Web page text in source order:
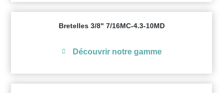
Bretelles 3/8" 7/16MC-4.3-10MD
Découvrir notre gamme